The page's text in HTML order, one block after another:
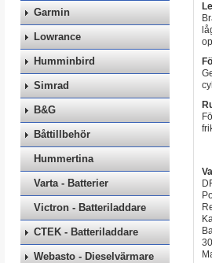
Garmin
Lowrance
Humminbird
Simrad
B&G
Båttillbehör
Hummertina
Varta - Batterier
Victron - Batteriladdare
CTEK - Batteriladdare
Webasto - Dieselvärmare